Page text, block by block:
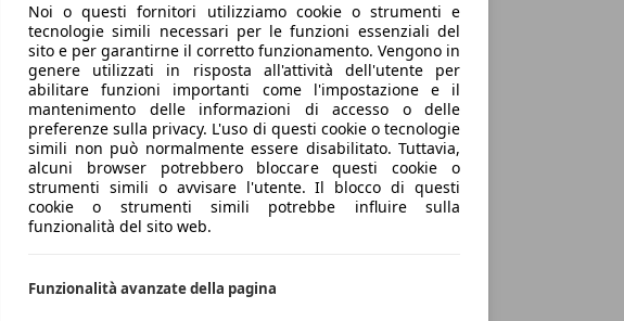
Noi o questi fornitori utilizziamo cookie o strumenti e
tecnologie simili necessari per le funzioni essenziali del
sito e per garantirne il corretto funzionamento. Vengono in
genere utilizzati in risposta all'attività dell'utente per
abilitare funzioni importanti come l'impostazione e il
mantenimento delle informazioni di accesso o delle
preferenze sulla privacy. L'uso di questi cookie o tecnologie
simili non può normalmente essere disabilitato. Tuttavia,
alcuni browser potrebbero bloccare questi cookie o
strumenti simili o avvisare l'utente. Il blocco di questi
cookie o strumenti simili potrebbe influire sulla
funzionalità del sito web.
Funzionalità avanzate della pagina